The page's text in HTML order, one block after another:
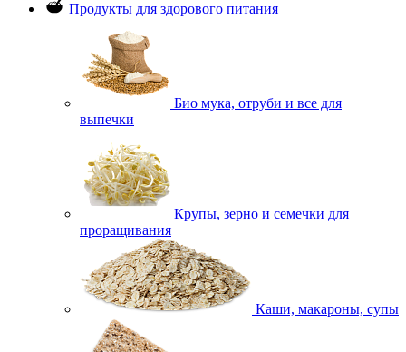
Продукты для здорового питания
Био мука, отруби и все для
выпечки
Крупы, зерно и семечки для
проращивания
Каши, макароны, супы